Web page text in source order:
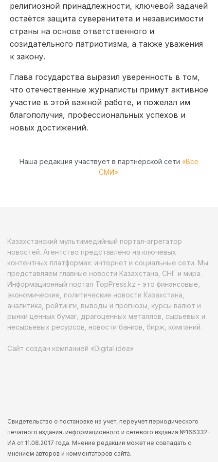
религиозной принадлежности, ключевой задачей
остаётся защита суверенитета и независимости
страны на основе ответственного и
созидательного патриотизма, а также уважения
к закону.
Глава государства выразил уверенность в том,
что отечественные журналисты примут активное
участие в этой важной работе, и пожелал им
благополучия, профессиональных успехов и
новых достижений.
Наша редакция участвует в партнёрской сети «Все
СМИ».
Казахстанский мультимедийный портал-агрегатор
новостей. Агентство представлено на ключевых
контентных платформах: интернет и социальные сети. Мы
представляем главные новости Казахстана, СНГ и мира.
Информационный портал TopPress.kz - это финансовые,
экономические, политические новости Казахстана,
аналитика, рейтинги, выводы и прогнозы, курсы валют и
рынки ценных бумаг, драгоценных металлов, сырьевых и
несырьевых ресурсов, новости банков, бирж, компаний.
Сайт создан компанией «Digital idea»
Свидетельство о постановке на учет, переучет периодического
печатного издания, информационного и сетевого издания №166332-
ИА от 11.08.2017 года. Мнение редакции может не совпадать с
мнением авторов и комментаторов сайта.